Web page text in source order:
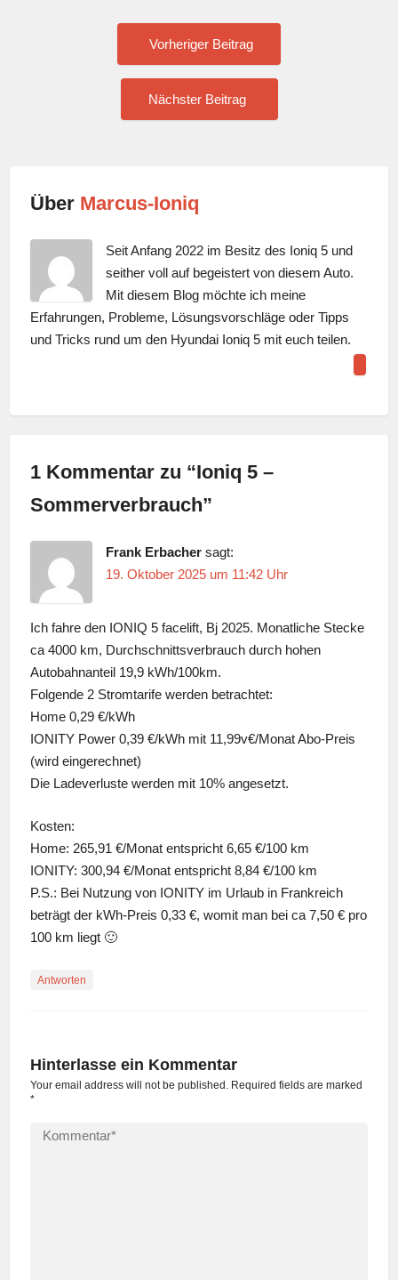
navigation
Vorheriger Beitrag
Nächster Beitrag
Über Marcus-Ioniq
Seit Anfang 2022 im Besitz des Ioniq 5 und
seither voll auf begeistert von diesem Auto.
Mit diesem Blog möchte ich meine
Erfahrungen, Probleme, Lösungsvorschläge oder Tipps
und Tricks rund um den Hyundai Ioniq 5 mit euch teilen.
1 Kommentar zu “Ioniq 5 –
Sommerverbrauch”
Frank Erbacher sagt:
19. Oktober 2025 um 11:42 Uhr
Ich fahre den IONIQ 5 facelift, Bj 2025. Monatliche Stecke
ca 4000 km, Durchschnittsverbrauch durch hohen
Autobahnanteil 19,9 kWh/100km.
Folgende 2 Stromtarife werden betrachtet:
Home 0,29 €/kWh
IONITY Power 0,39 €/kWh mit 11,99v€/Monat Abo-Preis
(wird eingerechnet)
Die Ladeverluste werden mit 10% angesetzt.
Kosten:
Home: 265,91 €/Monat entspricht 6,65 €/100 km
IONITY: 300,94 €/Monat entspricht 8,84 €/100 km
P.S.: Bei Nutzung von IONITY im Urlaub in Frankreich
beträgt der kWh-Preis 0,33 €, womit man bei ca 7,50 € pro
100 km liegt 🙂
Antworten
Hinterlasse ein Kommentar
Your email address will not be published. Required fields are marked
*
Kommentar*